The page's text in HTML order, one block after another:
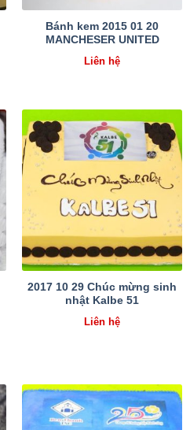
Bánh kem 2015 01 20
MANCHESER UNITED
Liên hệ
2017 10 29 Chúc mừng sinh
nhật Kalbe 51
Liên hệ